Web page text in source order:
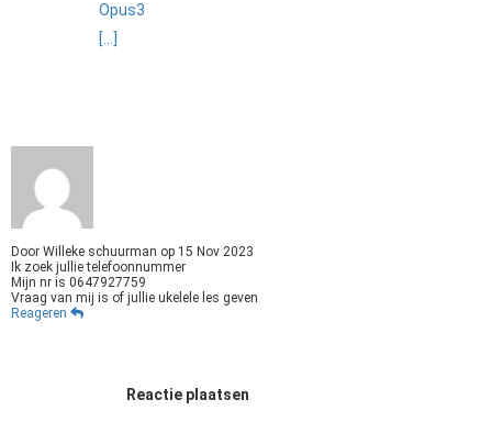
Opus3
[...]
Door Willeke schuurman op 15 Nov 2023
Ik zoek jullie telefoonnummer
Mijn nr is 0647927759
Vraag van mij is of jullie ukelele les geven
Reageren
Reactie plaatsen